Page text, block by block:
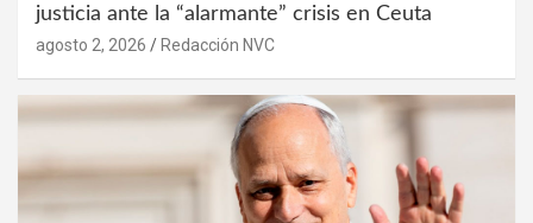
justicia ante la “alarmante” crisis en Ceuta
agosto 2, 2026 Redacción NVC